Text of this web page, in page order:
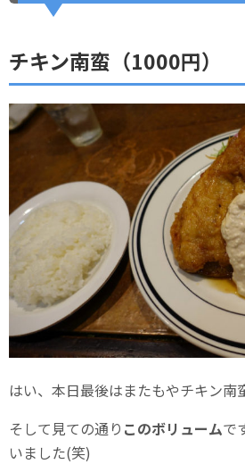
チキン南蛮（1000円）
はい、本日最後はまたもやチキン南
そして見ての通り このボリュームで
いました(笑)